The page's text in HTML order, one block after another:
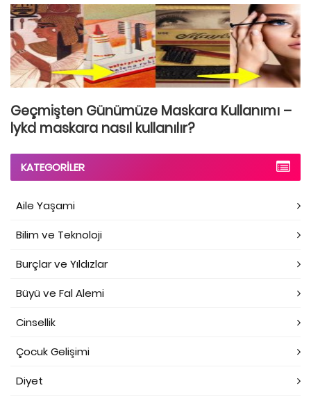
Geçmişten Günümüze Maskara Kullanımı –
lykd maskara nasıl kullanılır?
KATEGORILER
Aile Yaşami
Bilim ve Teknoloji
Burçlar ve Yıldızlar
Büyü ve Fal Alemi
Cinsellik
Çocuk Gelişimi
Diyet